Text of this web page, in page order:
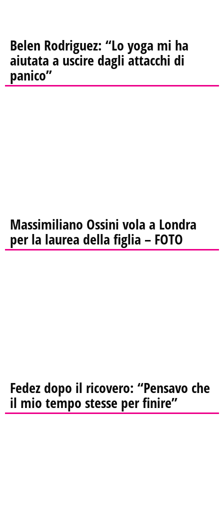
Belen Rodriguez: “Lo yoga mi ha
aiutata a uscire dagli attacchi di
panico”
Massimiliano Ossini vola a Londra
per la laurea della figlia – FOTO
Fedez dopo il ricovero: “Pensavo che
il mio tempo stesse per finire”